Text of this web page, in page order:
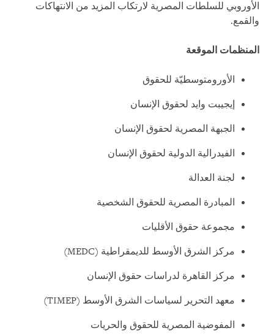
الأوروبي للسلطات المصرية لارتكاب المزيد من الانتهاكات
والقمع.
المنظمات الموقعة
الأورومتوسطيّة للحقوق
إيجيبت وايد لحقوق الإنسان
الجبهة المصرية لحقوق الإنسان
الفيدرالية الدولية لحقوق الإنسان
لجنة العدالة
المبادرة المصرية للحقوق الشخصية
مجموعة حقوق الأقليات
مركز الشرق الأوسط للديمقراطية (MEDC)
مركز القاهرة لدراسات حقوق الإنسان
معهد التحرير لسياسات الشرق الأوسط (TIMEP)
المفوضية المصرية للحقوق والحريات